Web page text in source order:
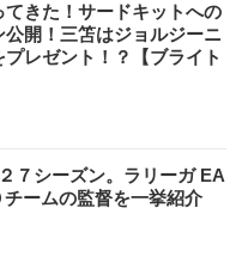
てきた！サードキットへの
公開！三笘はジョルジーニ
プレゼント！？【ブライト
７シーズン。ラリーガ EA
ームの監督を一挙紹介